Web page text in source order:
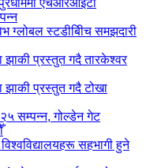
एचआरआइटी
ग्लोबल स्टडीबीिच समझदारी
झाकी प्रस्तुत गदै तारकेश्वर
झाकी प्रस्तुत गदै टोखा
सम्पन्न, गोल्डेन गेट
सहभागी हुने